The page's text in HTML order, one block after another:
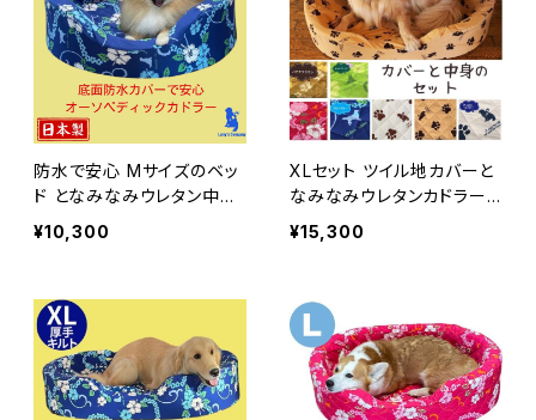
防水で安心 Mサイズのベッ
ド となみなみウレタン中身
のセット ベッド カドラー 犬
ベッド 介護 オーソペディッ
¥10,300
XLセット ツイル地カバーと
なみなみウレタンカドラー
犬 ベッド 介護 オーソペデ
ィックカドラー レトリバーサ
¥15,300